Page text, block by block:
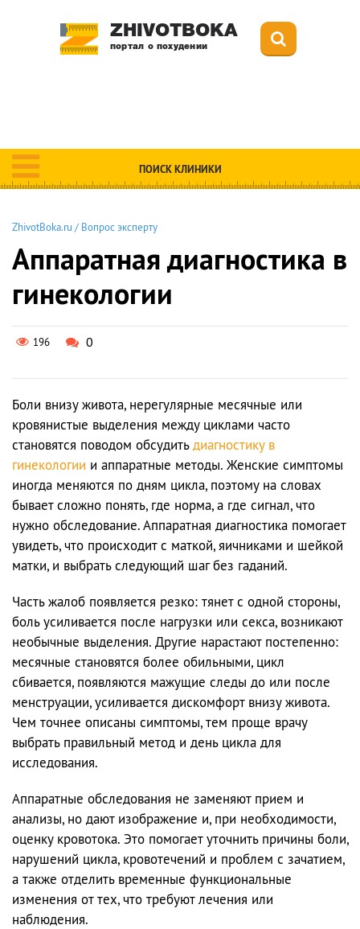
ZHIVOTBOKA
портал о похудении
ПОИСК КЛИНИКИ
ZhivotBoka.ru / Вопрос эксперту
Аппаратная диагностика в
гинекологии
196 0
Боли внизу живота, нерегулярные месячные или
кровянистые выделения между циклами часто
становятся поводом обсудитьдиагностику в
гинекологии и аппаратные методы. Женские симптомы
иногда меняются по дням цикла, поэтому на словах
бывает сложно понять, где норма, а где сигнал, что
нужно обследование. Аппаратная диагностика помогает
увидеть, что происходит с маткой, яичниками и шейкой
матки, и выбрать следующий шаг без гаданий.
Часть жалоб появляется резко: тянет с одной стороны,
боль усиливается после нагрузки или секса, возникают
необычные выделения. Другие нарастают постепенно:
месячные становятся более обильными, цикл
сбивается, появляются мажущие следы до или после
менструации, усиливается дискомфорт внизу живота.
Чем точнее описаны симптомы, тем проще врачу
выбрать правильный метод и день цикла для
исследования.
Аппаратные обследования не заменяют прием и
анализы, но дают изображение и, при необходимости,
оценку кровотока. Это помогает уточнить причины боли,
нарушений цикла, кровотечений и проблем с зачатием,
а также отделить временные функциональные
изменения от тех, что требуют лечения или
наблюдения.